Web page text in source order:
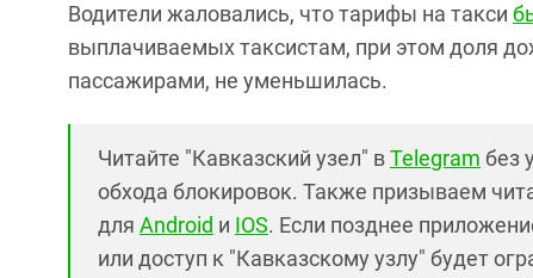
Водители жаловались, что тарифы на такси
выплачиваемых таксистам, при этом доля
пассажирами, не уменьшилась.
Читайте "Кавказский узел" вTelegram без
обхода блокировок. Также призываем
для Android и IOS. Если позднее
или доступ к "Кавказскому узлу" будет